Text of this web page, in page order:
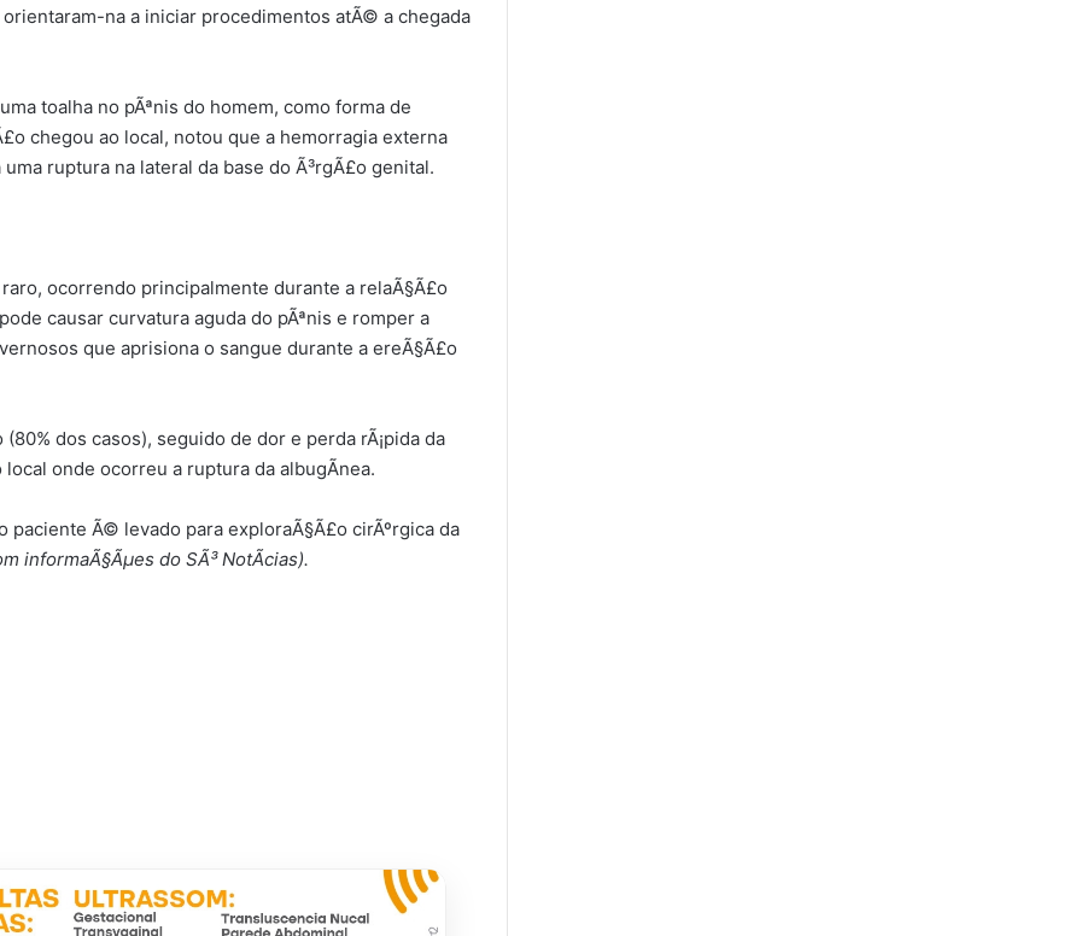
na a iniciar procedimentos atÃ© a chegada
toalha no pÃªnis do homem, como forma de
chegou ao local, notou que a hemorragia externa
ruptura na lateral da base do Ã³rgÃ£o genital.
ocorrendo principalmente durante a relaÃ§Ã£o
causar curvatura aguda do pÃªnis e romper a
que aprisiona o sangue durante a ereÃ§Ã£o
dos casos), seguido de dor e perda rÃ¡pida da
onde ocorreu a ruptura da albugÃ­nea.
paciente Ã© levado para exploraÃ§Ã£o cirÃºrgica da
informaÃ§Ãµes do SÃ³ NotÃ­cias).